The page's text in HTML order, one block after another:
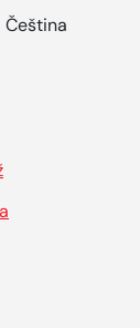
Čeština